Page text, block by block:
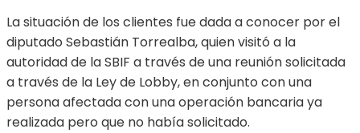
La situación de los clientes fue dada a conocer por el
diputado Sebastián Torrealba, quien visitó a la
autoridad de la SBIF a través de una reunión solicitada
a través de la Ley de Lobby, en conjunto con una
persona afectada con una operación bancaria ya
realizada pero que no había solicitado.